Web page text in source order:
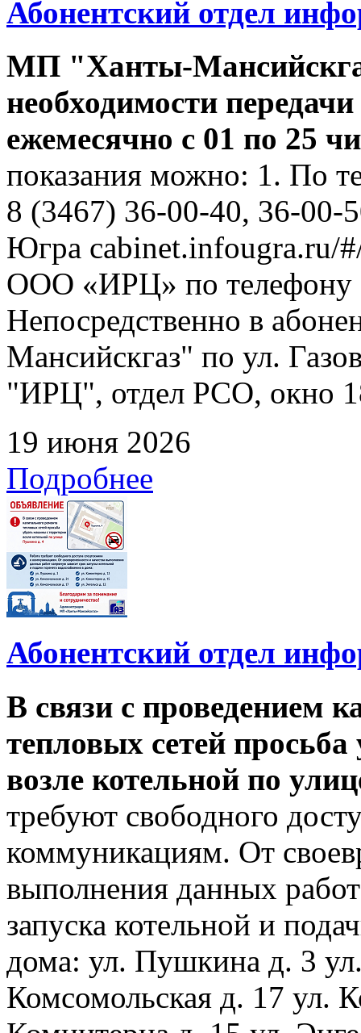
Абонентский отдел
МП "Ханты-
необходимости
ежемесячно с 01 по 25
показания можно: 1. По
8 (3467) 36-00-40, 36-00-
Югра cabinet.infougra.ru/
ООО «ИРЦ» по телефону
Непосредственно в
Мансийскгаз" по ул.
"ИРЦ", отдел РСО, окно
19 июня 2026
Подробнее
Абонентский отдел
В связи с проведением
тепловых сетей
возле котельной по
требуют свободного
коммуникациям. От
выполнения данных
запуска котельной и
дома: ул. Пушкина д. 3
Комсомольская д. 17 ул.